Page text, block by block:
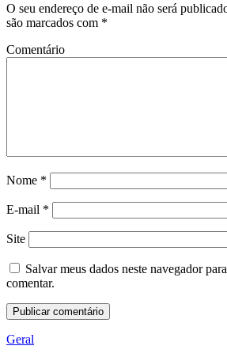
O seu endereço de e-mail não será
são marcados com *
Comentário
Nome *
E-mail *
Site
Salvar meus dados neste navegador
comentar.
Geral